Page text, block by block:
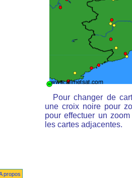
Pour changer de
une croix noire pour
pour effectuer un
les cartes adjacentes.
propos